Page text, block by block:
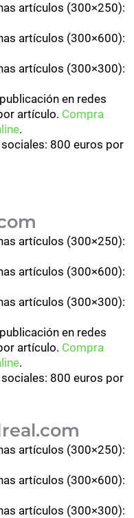
artículos (300×250):
artículos (300×600):
artículos (300×300):
en redes
artículo. Compra
.
800 euros por
artículos (300×250):
artículos (300×600):
artículos (300×300):
en redes
artículo. Compra
.
800 euros por
artículos (300×250):
artículos (300×600):
artículos (300×300):